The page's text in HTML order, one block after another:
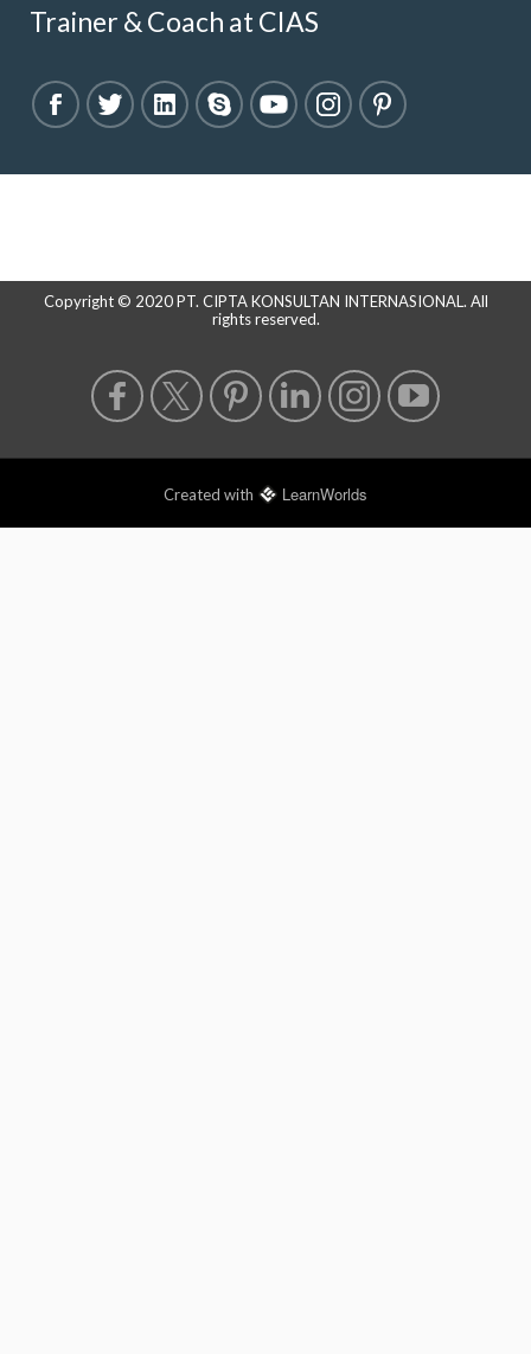
Trainer & Coach at CIAS
Copyright © 2020 PT. CIPTA KONSULTAN INTERNASIONAL. All
rights reserved.
Created with LearnWorlds